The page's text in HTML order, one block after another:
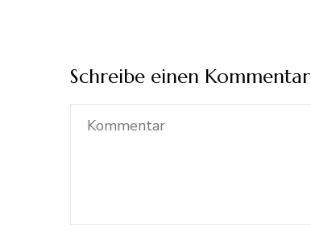
Schreibe einen Kommentar